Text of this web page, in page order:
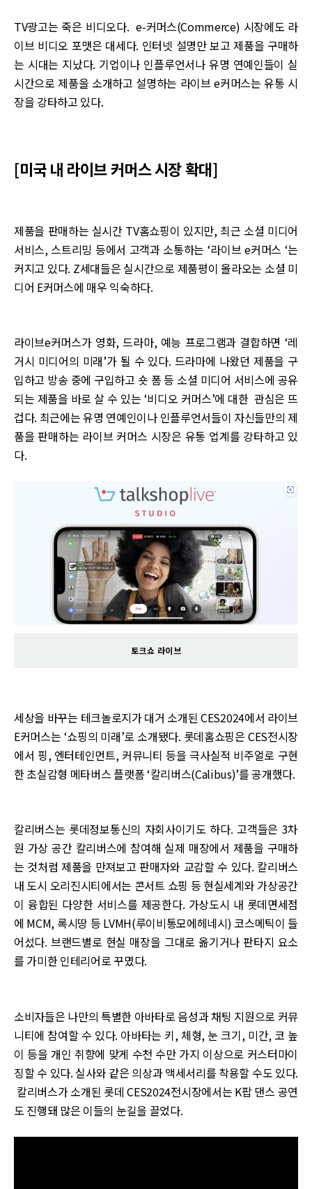
TV광고는 죽은 비디오다. e-커머스(Commerce) 시장에도 라
이브 비디오 포맷은 대세다. 인터넷 설명만 보고 제품을 구매하
는 시대는 지났다. 기업이나 인플루언서나 유명 연예인들이 실
시간으로 제품을 소개하고 설명하는 라이브 e커머스는 유통 시
장을 강타하고 있다.
[미국 내 라이브 커머스 시장 확대]
제품을 판매하는 실시간 TV홈쇼핑이 있지만, 최근 소셜 미디어
서비스, 스트리밍 등에서 고객과 소통하는 ‘라이브 e커머스 ‘는
커지고 있다. Z세대들은 실시간으로 제품평이 올라오는 소셜 미
디어 E커머스에 매우 익숙하다.
라이브e커머스가 영화, 드라마, 예능 프로그램과 결합하면 ‘레
거시 미디어의 미래’가 될 수 있다. 드라마에 나왔던 제품을 구
입하고 방송 중에 구입하고 숏 폼 등 소셜 미디어 서비스에 공유
되는 제품을 바로 살 수 있는 ‘비디오 커머스’에 대한 관심은 뜨
겁다. 최근에는 유명 연예인이나 인플루언서들이 자신들만의 제
품을 판매하는 라이브 커머스 시장은 유통 업계를 강타하고 있
다.
토크쇼 라이브
세상을 바꾸는 테크놀로지가 대거 소개된 CES2024에서 라이브
E커머스는 ‘쇼핑의 미래’로 소개됐다. 롯데홈쇼핑은 CES전시장
에서 핑, 엔터테인먼트, 커뮤니티 등을 극사실적 비주얼로 구현
한 초실감형 메타버스 플랫폼 ‘칼리버스(Calibus)’를 공개했다.
칼리버스는 롯데정보통신의 자회사이기도 하다. 고객들은 3차
원 가상 공간 칼리버스에 참여해 실제 매장에서 제품을 구매하
는 것처럼 제품을 만져보고 판매자와 교감할 수 있다. 칼리버스
내 도시 오리진시티에서는 콘서트 쇼핑 등 현실세계와 가상공간
이 융합된 다양한 서비스를 제공한다. 가상도시 내 롯데면세점
에 MCM, 록시땅 등 LVMH(루이비통모에헤네시) 코스메틱이 들
어섰다. 브랜드별로 현실 매장을 그대로 옮기거나 판타지 요소
를 가미한 인테리어로 꾸몄다.
소비자들은 나만의 특별한 아바타로 음성과 채팅 지원으로 커뮤
니티에 참여할 수 있다. 아바타는 키, 체형, 눈 크기, 미간, 코 높
이 등을 개인 취향에 맞게 수천 수만 가지 이상으로 커스터마이
징할 수 있다. 실사와 같은 의상과 액세서리를 착용할 수도 있다.
칼리버스가 소개된 롯데 CES2024전시장에서는 K팝 댄스 공연
도 진행돼 많은 이들의 눈길을 끌었다.